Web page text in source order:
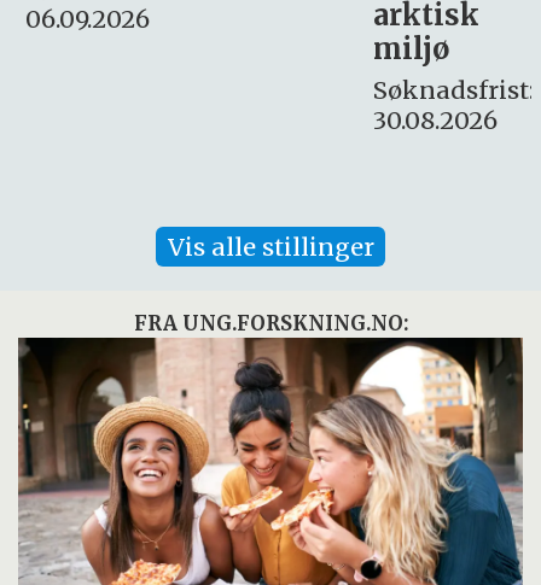
Søknadsfrist:
16. august.
Vis alle stillinger
FRA UNG.FORSKNING.NO: